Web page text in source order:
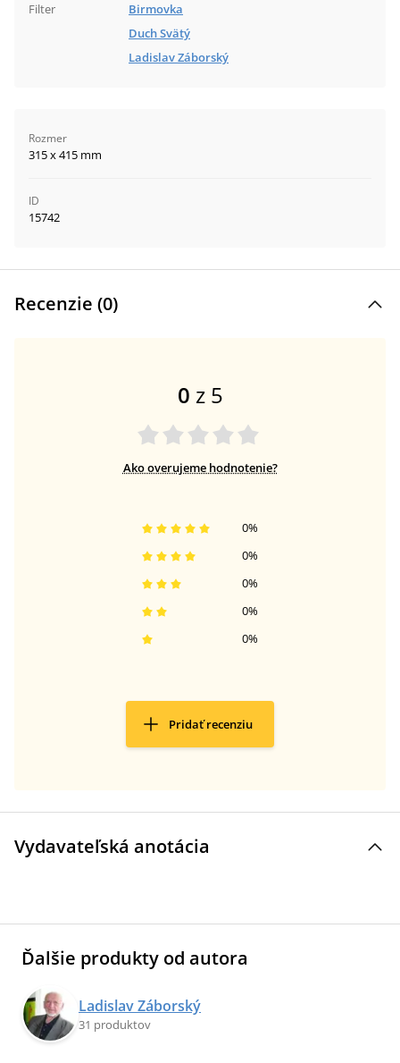
Filter
Birmovka
Duch Svätý
Ladislav Záborský
Rozmer
315 x 415 mm
ID
15742
Recenzie (0)
0 z 5
Ako overujeme hodnotenie?
0%
0%
0%
0%
0%
Pridať recenziu
Vydavateľská anotácia
Ďalšie produkty od autora
Ladislav Záborský
31 produktov